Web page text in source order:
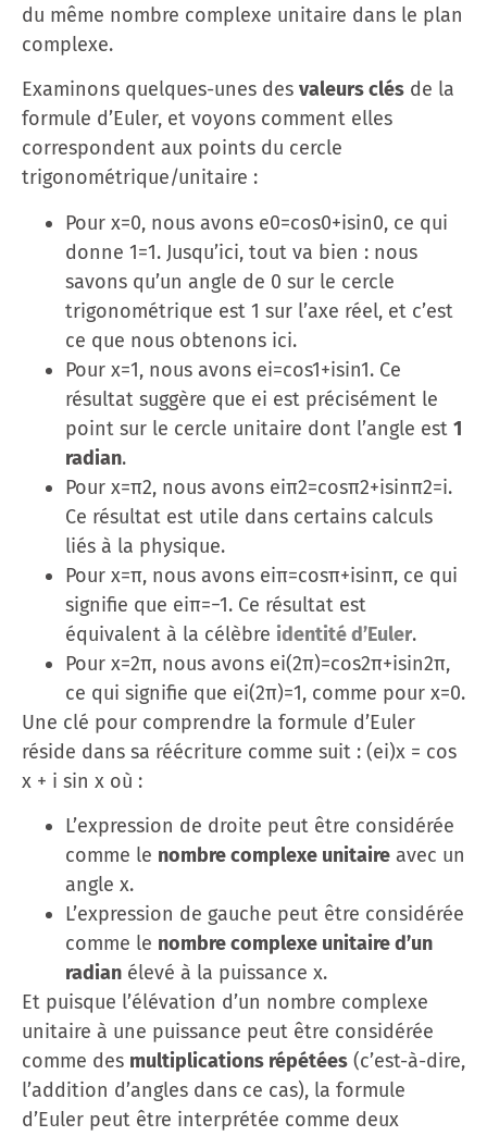
du même nombre complexe unitaire dans le plan
complexe.
Examinons quelques-unes des valeurs clés de la
formule d’Euler, et voyons comment elles
correspondent aux points du cercle
trigonométrique/unitaire :
Pour x=0, nous avons e0=cos⁡0+isin⁡0, ce qui
donne 1=1. Jusqu’ici, tout va bien : nous
savons qu’un angle de 0 sur le cercle
trigonométrique est 1 sur l’axe réel, et c’est
ce que nous obtenons ici.
Pour x=1, nous avons ei=cos⁡1+isin⁡1. Ce
résultat suggère que ei est précisément le
point sur le cercle unitaire dont l’angle est 1
radian.
Pour x=π2, nous avons eiπ2=cos⁡π2+isin⁡π2=i.
Ce résultat est utile dans certains calculs
liés à la physique.
Pour x=π, nous avons eiπ=cos⁡π+isin⁡π, ce qui
signifie que eiπ=−1. Ce résultat est
équivalent à la célèbre identité d’Euler.
Pour x=2π, nous avons ei(2π)=cos⁡2π+isin⁡2π,
ce qui signifie que ei(2π)=1, comme pour x=0.
Une clé pour comprendre la formule d’Euler
réside dans sa réécriture comme suit : (ei)x = cos
x + i sin x où :
L’expression de droite peut être considérée
comme le nombre complexe unitaire avec un
angle x.
L’expression de gauche peut être considérée
comme le nombre complexe unitaire d’un
radian élevé à la puissance x.
Et puisque l’élévation d’un nombre complexe
unitaire à une puissance peut être considérée
comme des multiplications répétées (c’est-à-dire,
l’addition d’angles dans ce cas), la formule
d’Euler peut être interprétée comme deux